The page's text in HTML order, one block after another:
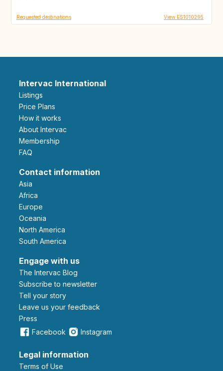
Requested destinations View ES1010295
Intervac International
Listings
Price Plans
How it works
About Intervac
Membership
FAQ
Contact information
Asia
Africa
Europe
Oceania
North America
South America
Engage with us
The Intervac Blog
Subscribe to newsletter
Tell your story
leave us your feedback
Press
Facebook
Instagram
Legal information
Terms of Use